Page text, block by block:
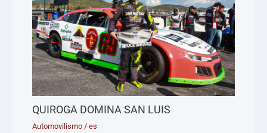
QUIROGA DOMINA SAN LUIS
Automovilismo /es